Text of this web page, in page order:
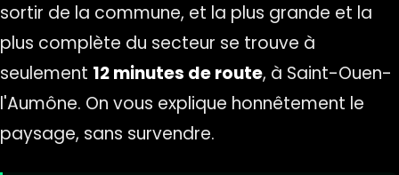
sortir de la commune, et la plus grande et la
plus complète du secteur se trouve à
seulement 12 minutes de route, à Saint-Ouen-
l'Aumône. On vous explique honnêtement le
paysage, sans survendre.